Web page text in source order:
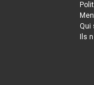
Qui
Ils